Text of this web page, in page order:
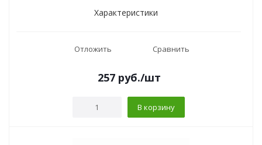
Характеристики
Отложить Сравнить
257руб./шт
В корзину